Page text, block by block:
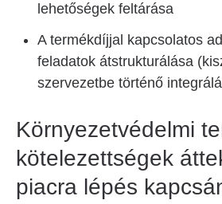
lehetőségek feltárása
A termékdíjjal kapcsolatos
feladatok átstrukturálása
szervezetbe történő
Környezetvédelmi
kötelezettségek
piacra lépés